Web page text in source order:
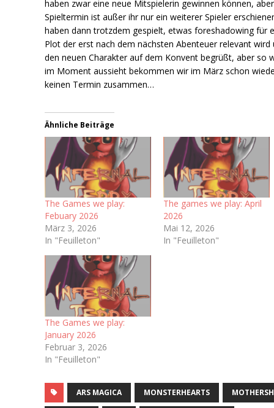
haben zwar eine neue Mitspielerin gewinnen können,
Spieltermin ist außer ihr nur ein weiterer Spieler
haben dann trotzdem gespielt, etwas foreshadowing für
Plot der erst nach dem nächsten Abenteuer relevant wird
den neuen Charakter auf dem Konvent begrüßt, aber so
im Moment aussieht bekommen wir im März schon
keinen Termin zusammen…
Ähnliche Beiträge
The Games we play:
Febuary 2026
März 3, 2026
In "Feuilleton"
The games we play: April
2026
Mai 12, 2026
In "Feuilleton"
The Games we play:
January 2026
Februar 3, 2026
In "Feuilleton"
ARS MAGICA MONSTERHEARTS